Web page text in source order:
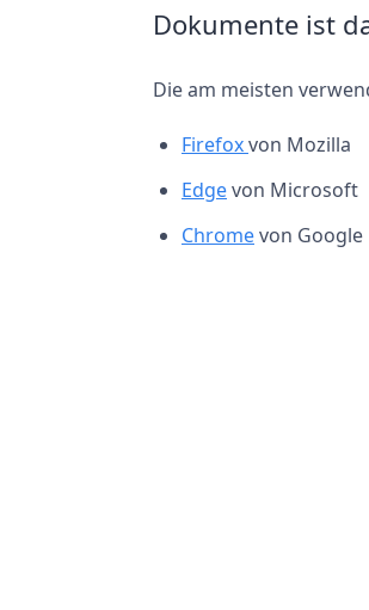
Dokumente ist
Die am meisten
Firefoxvon Mozilla
Edgevon Microsoft
Chromevon Google